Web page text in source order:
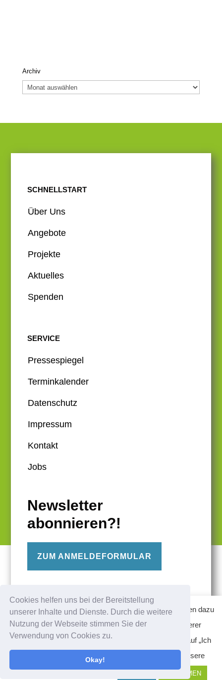
Cookies helfen uns bei der Bereitstellung
unserer Inhalte und Dienste. Durch die weitere
Nutzung der Webseite stimmen Sie der
Verwendung von Cookies zu.
Okay!
Archiv
Archiv
SCHNELLSTART
Über Uns
Angebote
Projekte
Aktuelles
Spenden
SERVICE
Pressespiegel
Terminkalender
Datenschutz
Impressum
Kontakt
Jobs
Newsletter
abonnieren?!
ZUM ANMELDEFORMULAR
Diese Website verwendet Cookies – nähere Informationen dazu
und zu Ihren Rechten als Benutzer finden Sie in unserer
Datenschutzerklärung am Ende der Seite. Klicken Sie auf „Ich
stimme zu“, um Cookies zu akzeptieren und direkt unsere
ANNEHMEN